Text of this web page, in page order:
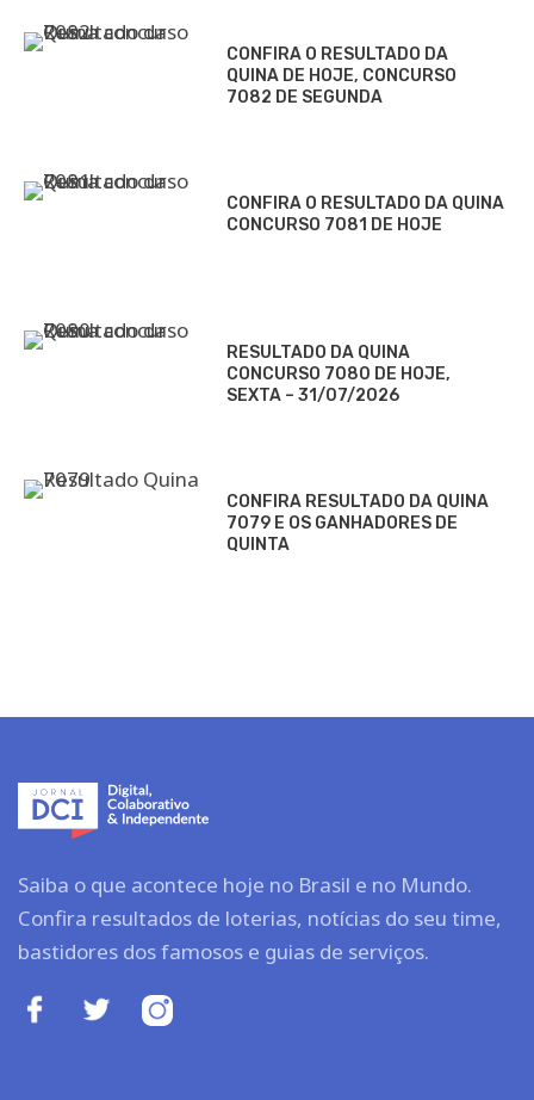
CONFIRA O RESULTADO DA
QUINA DE HOJE, CONCURSO
7082 DE SEGUNDA
CONFIRA O RESULTADO DA QUINA
CONCURSO 7081 DE HOJE
RESULTADO DA QUINA
CONCURSO 7080 DE HOJE,
SEXTA – 31/07/2026
CONFIRA RESULTADO DA QUINA
7079 E OS GANHADORES DE
QUINTA
Saiba o que acontece hoje no Brasil e no Mundo.
Confira resultados de loterias, notícias do seu time,
bastidores dos famosos e guias de serviços.